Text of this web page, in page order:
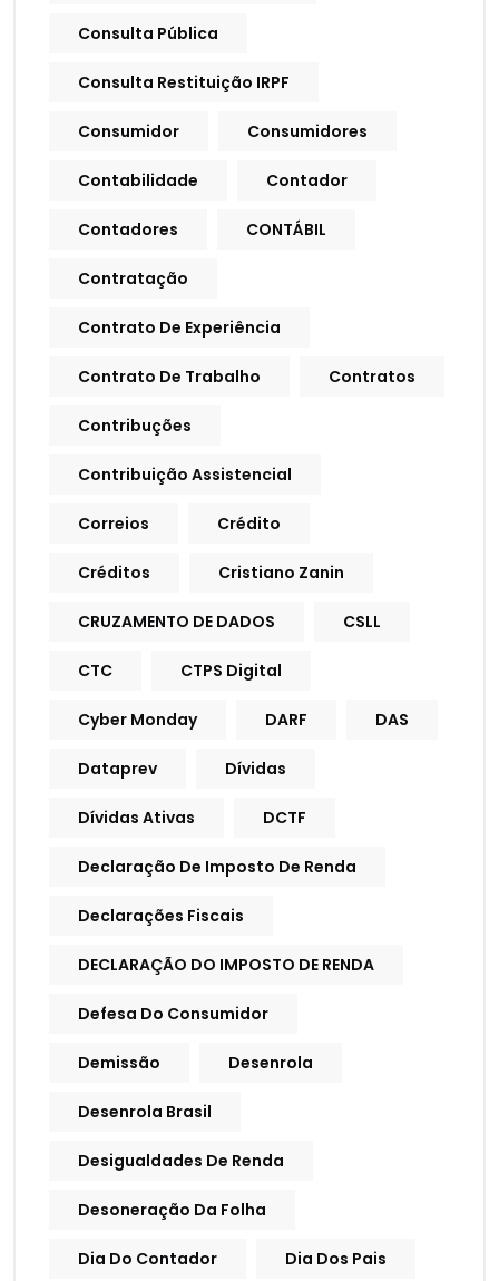
Consulta Pública
Consulta Restituição IRPF
Consumidor Consumidores
Contabilidade Contador
Contadores CONTÁBIL
Contratação
Contrato De Experiência
Contrato De Trabalho Contratos
Contribuções
Contribuição Assistencial
Correios Crédito
Créditos Cristiano Zanin
CRUZAMENTO DE DADOS CSLL
CTC CTPS Digital
Cyber Monday DARF DAS
Dataprev Dívidas
Dívidas Ativas DCTF
Declaração De Imposto De Renda
Declarações Fiscais
DECLARAÇÃO DO IMPOSTO DE RENDA
Defesa Do Consumidor
Demissão Desenrola
Desenrola Brasil
Desigualdades De Renda
Desoneração Da Folha
Dia Do Contador Dia Dos Pais